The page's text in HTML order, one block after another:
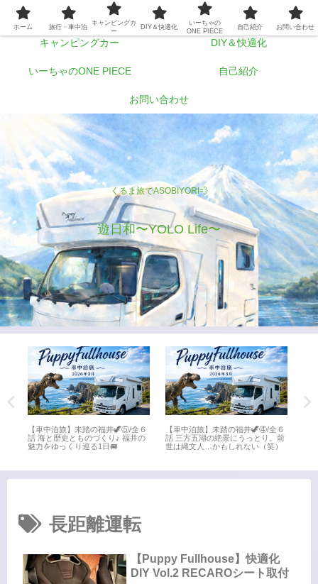
くるま旅でASOBIYORI💨
遊日和〜YOLO Life〜
ホーム 旅行・車中泊
キャンピングカー DIY＆快適化
いーちゃのONE PIECE 自己紹介
お問い合わせ
【車中泊旅】未踏の福井🦖⑤/全６
話 海と歴史とものづくり♪ 福井の
魅力をゆっくり巡る1日🚐
【車中泊旅】未踏の福井🦖④/全６
話 三方五湖の絶景にうっとり。前
世は縄文人…かもしれない（笑）
長距離運転
【Puppy Fullhouse】快適化
DIY Vol.2 RECAROシート取付
ホーム 旅行・車中泊
キャンピングカ
ー
DIY＆快適化
いーちゃの
ONE PIECE
自己紹介 お問い合わせ